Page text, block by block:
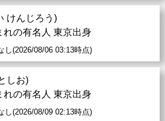
けんじろう)
の有名人 東京出身
し(2026/08/06 03:13時点)
しお)
の有名人 東京出身
し(2026/08/09 02:13時点)